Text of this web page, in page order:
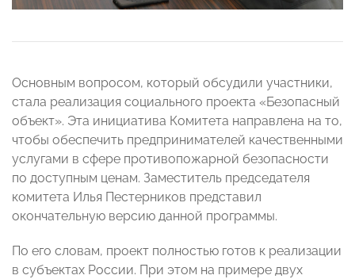
Основным вопросом, который обсудили участники,
стала реализация социального проекта «Безопасный
объект». Эта инициатива Комитета направлена на то,
чтобы обеспечить предпринимателей качественными
услугами в сфере противопожарной безопасности
по доступным ценам. Заместитель председателя
комитета Илья Пестерников представил
окончательную версию данной программы.
По его словам, проект полностью готов к реализации
в субъектах России. При этом на примере двух